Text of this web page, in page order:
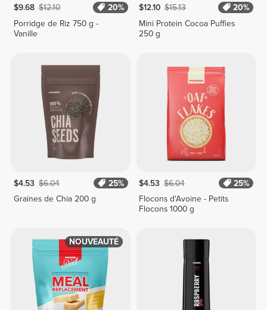
$9.68 $12.10
20%
Porridge de Riz 750 g -
Vanille
$12.10 $15.13
20%
Mini Protein Cocoa Puffies
250 g
$4.53 $6.04
25%
Graines de Chia 200 g
$4.53 $6.04
25%
Flocons d'Avoine - Petits
Flocons 1000 g
NOUVEAUTÉ